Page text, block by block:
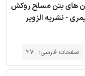
های بتن مسلح روکش
- نشریه الزویر
صفحات فارسی: 27